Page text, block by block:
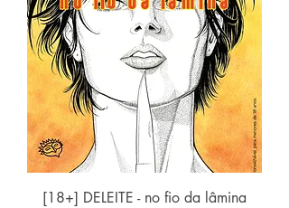
[18+] DELEITE - no fio da lâmina